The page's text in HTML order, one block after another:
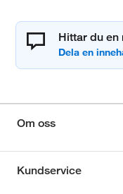
Hittar du en
Om oss
Kundservice